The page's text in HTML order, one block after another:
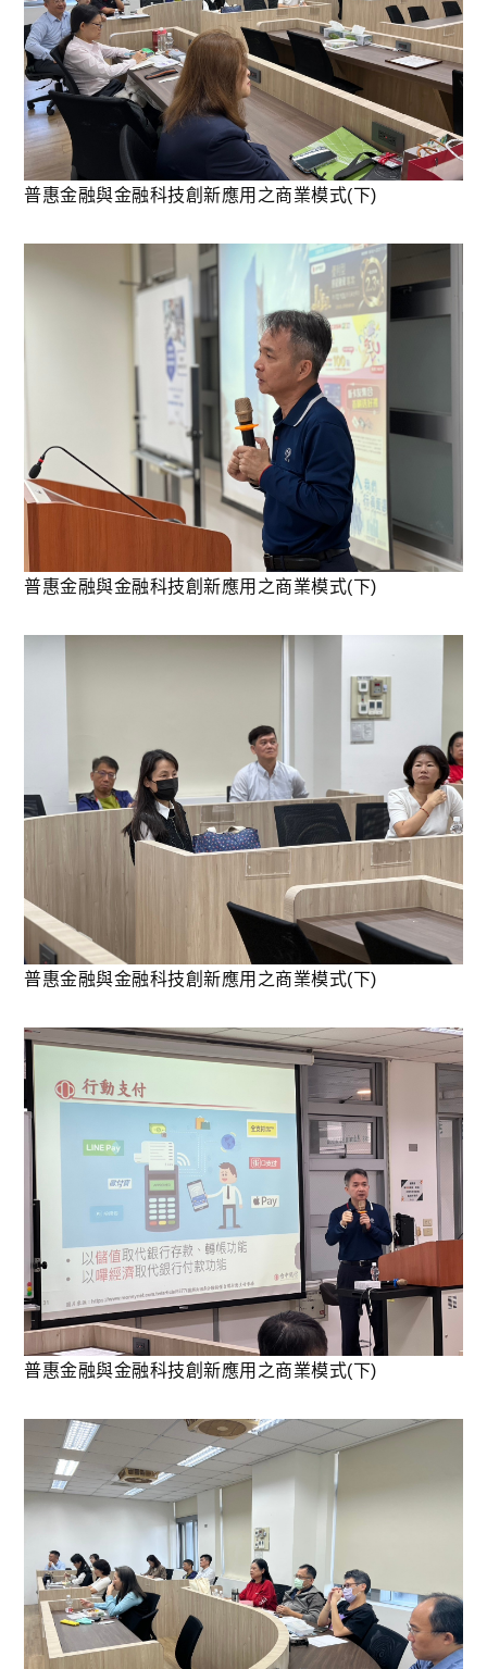
普惠金融與金融科技創新應用之商業模式(下)
普惠金融與金融科技創新應用之商業模式(下)
普惠金融與金融科技創新應用之商業模式(下)
普惠金融與金融科技創新應用之商業模式(下)